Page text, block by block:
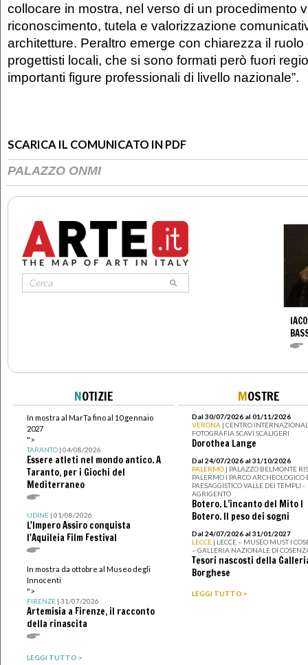
collocare in mostra, nel verso di un procedimento
riconoscimento, tutela e valorizzazione
architetture. Peraltro emerge con chiarezza il
progettisti locali, che si sono formati però fuori
importanti figure professionali di livello nazionale”.
SCARICA IL COMUNICATO IN PDF
PALAZZO ONMI
NOTIZIE
In mostra al MarTa fino al 10 gennaio
2027
">
TARANTO| 04/08/2026
Essere atleti nel mondo antico. A
Taranto, per i Giochi del
Mediterraneo
UDINE| 01/08/2026
L'Impero Assiro conquista
l'Aquileia Film Festival
In mostra da ottobre al Museo degli
Innocenti
">
FIRENZE| 31/07/2026
Artemisia a Firenze, il racconto
della rinascita
LEGGI TUTTO >
MOSTRE
Dal 30/07/2026 al 01/11/2026
VERONA | CENTRO
FOTOGRAFIA SCAVI SCALIGERI
Dorothea Lange
Dal 24/07/2026 al 31/10/2026
PALERMO | PALAZZO BELMONTE
PALERMO I PARCO ARCHEOLOGICO
PAESAGGISTICO VALLE DEI TEMPLI -
AGRIGENTO
Botero. L’incanto del Mito I
Botero. Il peso dei sogni
Dal 24/07/2026 al 31/01/2027
LECCE | LECCE – MUSEO MUST I
– GALLERIA NAZIONALE DI
Tesori nascosti della
Borghese
LEGGI TUTTO >